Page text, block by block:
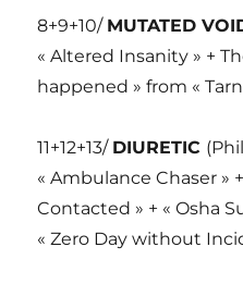
8+9+10/ MUTATED
« Altered Insanity » +
happened » from «
11+12+13/ DIURETIC
« Ambulance Chaser »
Contacted » + « Osha
« Zero Day without